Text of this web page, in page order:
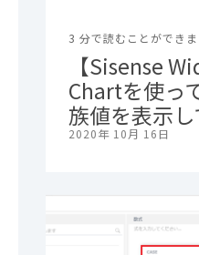
3 分で読むことができま
【Sisense
Chartを使っ
族値を表示
2020年 10月 16日